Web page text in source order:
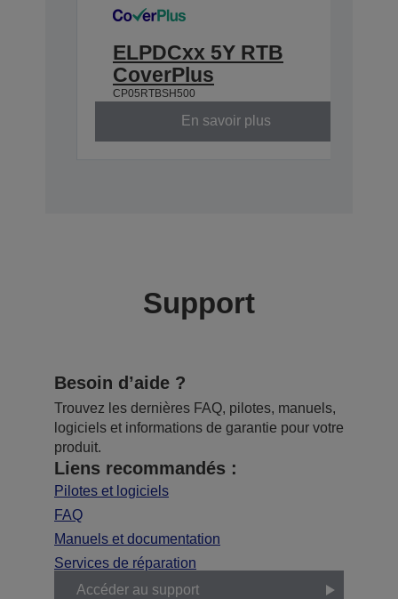
ELPDCxx 5Y RTB
CoverPlus
CP05RTBSH500
En savoir plus
Support
Besoin d’aide ?
Trouvez les dernières FAQ, pilotes, manuels,
logiciels et informations de garantie pour votre
produit.
Liens recommandés :
Pilotes et logiciels
FAQ
Manuels et documentation
Services de réparation
Accéder au support